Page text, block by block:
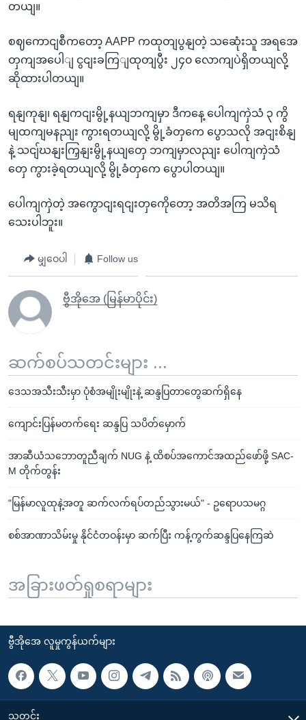
တယျ။
စဈကောငျစီကတော့ AAPP ကထုတျပွနျတဲ့ သဆေုံးသူ အရအေ
တှကျအပေါျ ငွငျးခကြျထုတျပွီး ၂၄၀ လောကျပဲရှိတယျလို့
ဆိုထားပါတယျ။
ရနျကုနျ၊ ရနျကငျးမွို့နယျဘကျမှာ ဒီကနေ့ ပေါကျကှဲသံ ၃ ကွိ
မျထကျမနညျး ကွားရတယျလို့ မွို့ခံတှကေ ပွောသလို အငျးစိနျ
နဲ့ သငျ်ဃနျးကြှနျးမွို့နယျတှေ ဘကျမှာလညျး ပေါကျကှဲသံ
တှေ ကွားခဲ့ရတယျလို့ မွို့ခံတှကေ ပွောပါတယျ။
ပေါကျကှဲတဲ့ အကွောငျးရငျးတှကေိုတော့ အတိအကြ မသိရ
သေးပါဘူး။
မျှဝေပါ Follow us
ဗွီအိုအေ (မြန်မာပိုင်း)
ဆက်စပ်သတင်းများ ...
ဒေသအသီးသီးမှာ ပုံစံအမျိုးမျိုးနဲ့ ဆန္ဒပြတာတွေဆက်ရှိနေ
ကျောင်းပြန်မတက်ရေး ဆန္ဒပြ သပိတ်မှောက်
အာဆီယံသဘောတူညီချက် NUG နဲ့ ထိစပ်အကောင်အထည်ဖော်ဖို့ SAC-
M တိုက်တွန်း
"မြန်မာလူထုနဲ့အတူ ဆက်လက်ရပ်တည်သွားမယ်" - ဥရောပသမဂ္ဂ
စစ်အာဏာသိမ်းမှု နိုင်ငံတဝန်းမှာ ဆက်ပြီး ကန့်ကွက်ဆန္ဒပြနေကြဆဲ
အခြားဖတ်ရှုစရာများ
ဗွီအိုအေ လူမှုကွန်ယက်များ
သတင်း